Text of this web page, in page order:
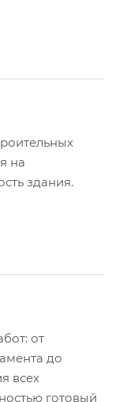
на
здания.
от
до
всех
готовый